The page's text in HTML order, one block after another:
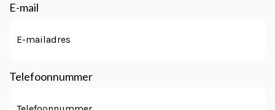
E-mail
Telefoonnummer